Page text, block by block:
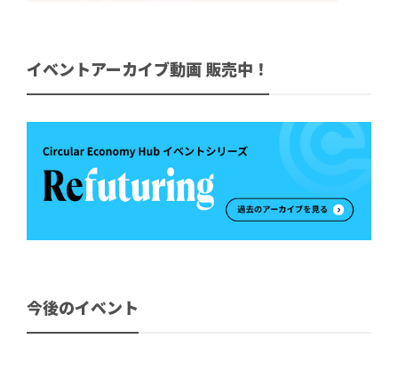
イベントアーカイブ動画 販売中！
今後のイベント